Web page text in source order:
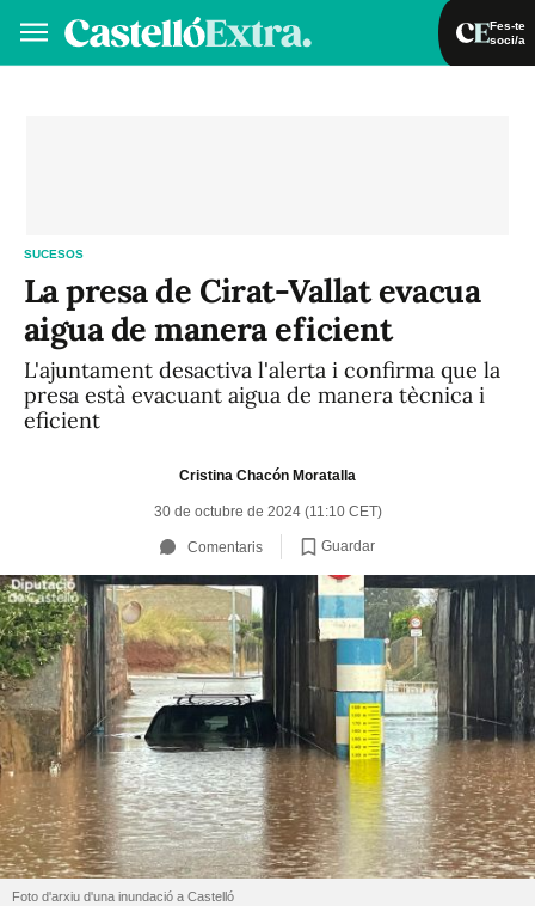
Fes-te
soci/a
SUCESOS
La presa de Cirat-Vallat evacua
aigua de manera eficient
L'ajuntament desactiva l'alerta i confirma que la
presa està evacuant aigua de manera tècnica i
eficient
Cristina Chacón Moratalla
30 de octubre de 2024 (11:10 CET)
Comentaris Guardar
Foto d'arxiu d'una inundació a Castelló